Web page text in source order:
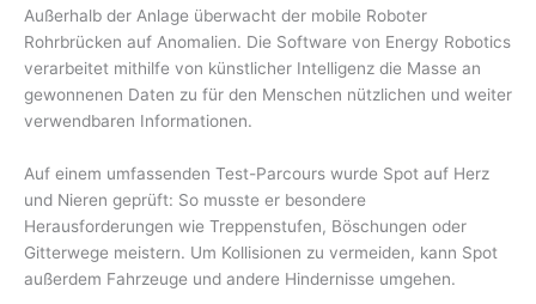
Außerhalb der Anlage überwacht der mobile Roboter
Rohrbrücken auf Anomalien. Die Software von Energy Robotics
verarbeitet mithilfe von künstlicher Intelligenz die Masse an
gewonnenen Daten zu für den Menschen nützlichen und weiter
verwendbaren Informationen.
Auf einem umfassenden Test-Parcours wurde Spot auf Herz
und Nieren geprüft: So musste er besondere
Herausforderungen wie Treppenstufen, Böschungen oder
Gitterwege meistern. Um Kollisionen zu vermeiden, kann Spot
außerdem Fahrzeuge und andere Hindernisse umgehen.